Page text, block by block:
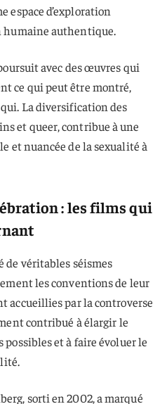
espace d’exploration
authentique.
avec des œuvres qui
ce qui peut être montré,
La diversification des
et queer, contribue à une
et nuancée de la sexualité à
: les films qui
de véritables séismes
les conventions de leur
accueillies par la controverse
contribué à élargir le
et à faire évoluer le
sorti en 2002, a marqué